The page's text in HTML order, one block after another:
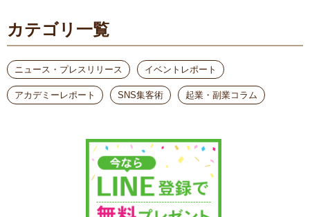
カテゴリ一覧
ニュース・プレスリリース イベントレポート
アカデミーレポート SNS集客術 起業・副業コラム